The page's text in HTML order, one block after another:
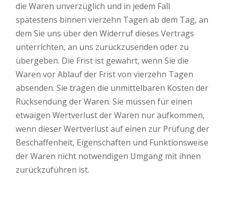
die Waren unverzüglich und in jedem Fall
spätestens binnen vierzehn Tagen ab dem Tag, an
dem Sie uns über den Widerruf dieses Vertrags
unterrichten, an uns zurückzusenden oder zu
übergeben. Die Frist ist gewahrt, wenn Sie die
Waren vor Ablauf der Frist von vierzehn Tagen
absenden. Sie tragen die unmittelbaren Kosten der
Rücksendung der Waren. Sie müssen für einen
etwaigen Wertverlust der Waren nur aufkommen,
wenn dieser Wertverlust auf einen zur Prüfung der
Beschaffenheit, Eigenschaften und Funktionsweise
der Waren nicht notwendigen Umgang mit ihnen
zurückzuführen ist.